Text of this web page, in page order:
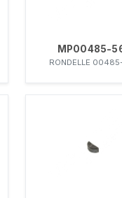
MP00485-
RONDELLE